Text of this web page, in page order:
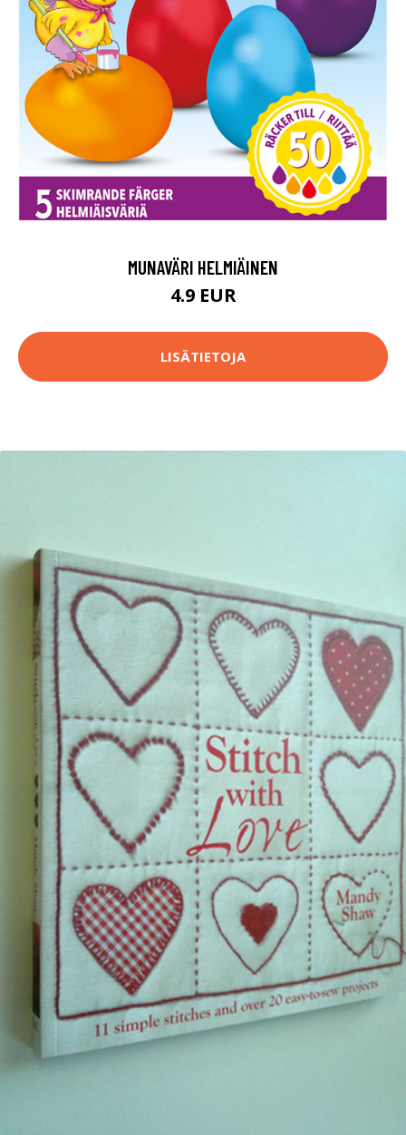
MUNAVÄRI HELMIÄINEN
4.9 EUR
LISÄTIETOJA